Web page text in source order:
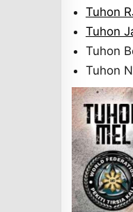
Tuhon
Tuhon
Tuhon
Tuhon